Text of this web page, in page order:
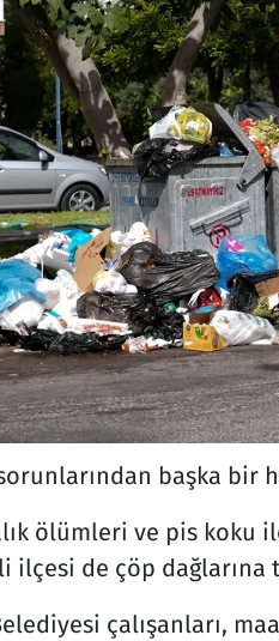
başka bir
ölümleri ve pis koku
ilçesi de çöp dağlarına
çalışanları,